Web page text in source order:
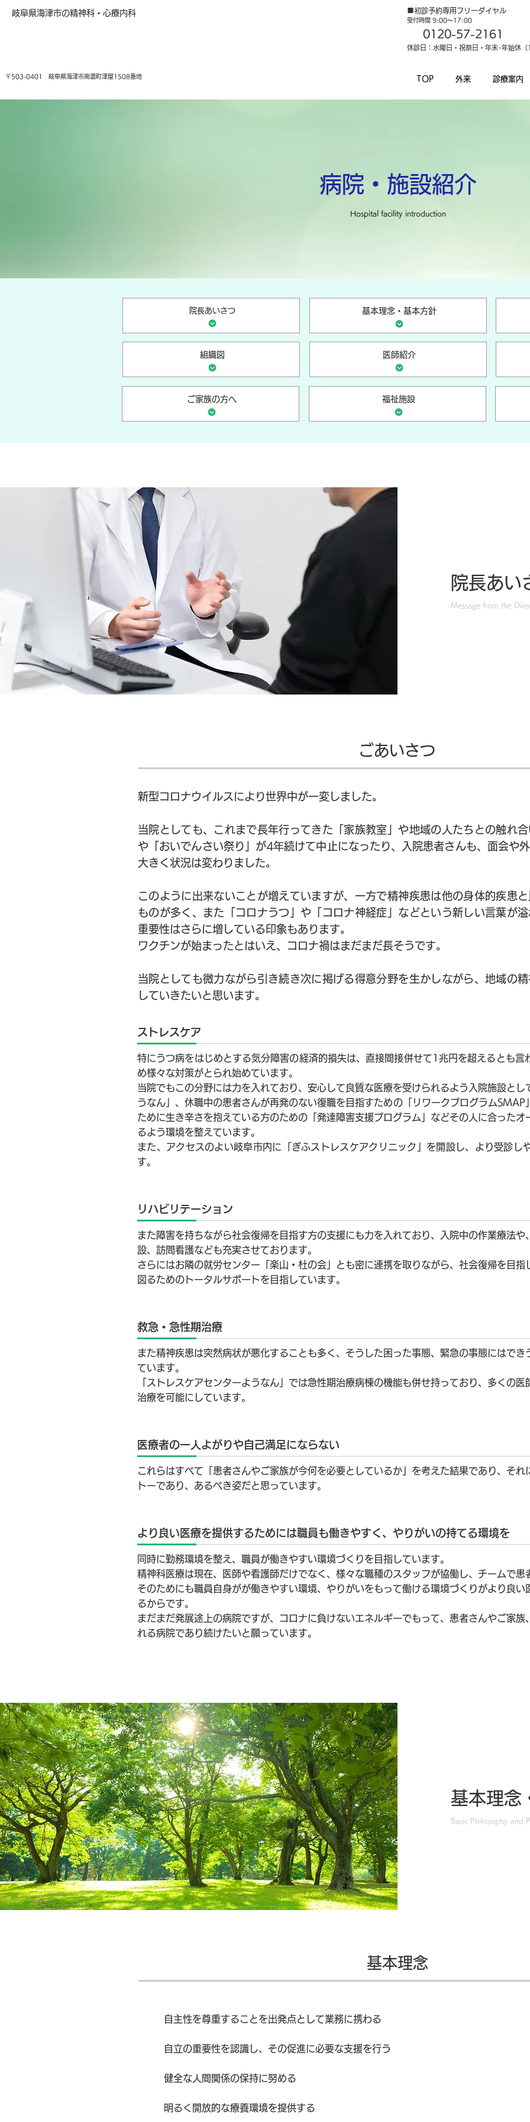
岐阜県海津市の精神科・心療内科
〒503-0401 岐阜県海津市南濃町津屋1508番地
■初診予約専用フリーダイヤル
受付時間 9:00～17:00
0120-57-2161
休診日：水曜日・祝祭日・年末･年始休
TOP 外来 診療案内
病院・施設紹介
Hospital facility introduction
院長あいさつ 基本理念・基本方針
組織図 医師紹介
ご家族の方へ 福祉施設
院長あい
Message from the
ごあいさつ
新型コロナウイルスにより世界中が一変しました。
当院としても、これまで長年行ってきた「家族教室」や地域の人たちとの触れ合
や「おいでんさい祭り」が4年続けて中止になったり、入院患者さんも、面会や
大きく状況は変わりました。
このように出来ないことが増えていますが、一方で精神疾患は他の身体的疾患
ものが多く、また「コロナうつ」や「コロナ神経症」などという新しい言葉が
重要性はさらに増している印象もあります。
ワクチンが始まったとはいえ、コロナ禍はまだまだ長そうです。
当院としても微力ながら引き続き次に掲げる得意分野を生かしながら、地域の
していきたいと思います。
​ストレスケア
特にうつ病をはじめとする気分障害の経済的損失は、直接間接併せて1兆円を超えるとも言
め様々な対策がとられ始めています。
当院でもこの分野には力を入れており、安心して良質な医療を受けられるよう入院施設とし
うなん」、休職中の患者さんが再発のない復職を目指すための「リワークプログラムSMAP
ために生き辛さを抱えている方のための「発達障害支援プログラム」などその人に合ったオ
るよう環境を整えています。
また、アクセスのよい岐阜市内に「ぎふストレスケアクリニック」を開設し、より受診し
す。
リハビリテーション
また障害を持ちながら社会復帰を目指す方の支援にも力を入れており、入院中の作業療法や
設、訪問看護なども充実させております。
さらにはお隣の就労センター「楽山・杜の会」とも密に連携を取りながら、社会復帰を目指
図るためのトータルサポートを目指しています。
救急・急性期治療
また精神疾患は突然病状が悪化することも多く、そうした困った事態、緊急の事態にはでき
ています。
「ストレスケアセンターようなん」では急性期治療病棟の機能も併せ持っており、多くの
治療を可能にしています。
医療者の一人よがりや自己満足にならない
これらはすべて「患者さんやご家族が今何を必要としているか」を考えた結果であり、それ
トーであり、あるべき姿だと思っています。
より良い医療を提供するためには職員も働きやすく、やりがいの持てる環境を
同時に勤務環境を整え、職員が働きやすい環境づくりを目指しています。
精神科医療は現在、医師や看護師だけでなく、様々な職種のスタッフが協働し、チームで患
そのためにも職員自身がが働きやすい環境、やりがいをもって働ける環境づくりがより良い
るからです。
まだまだ発展途上の病院ですが、コロナに負けないエネルギーでもって、患者さんやご家族
れる病院であり続けたいと願っています。
基本理念
Basic Philosophy and
基本理念
自主性を尊重することを出発点として業務に携わる
自立の重要性を認識し、その促進に必要な支援を行う
健全な人間関係の保持に努める
明るく開放的な療養環境を提供する